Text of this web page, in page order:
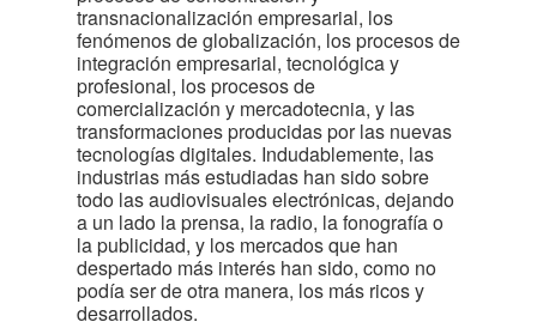
transnacionalización empresarial, los
fenómenos de globalización, los procesos de
integración empresarial, tecnológica y
profesional, los procesos de
comercialización y mercadotecnia, y las
transformaciones producidas por las nuevas
tecnologías digitales. Indudablemente, las
industrias más estudiadas han sido sobre
todo las audiovisuales electrónicas, dejando
a un lado la prensa, la radio, la fonografía o
la publicidad, y los mercados que han
despertado más interés han sido, como no
podía ser de otra manera, los más ricos y
desarrollados.